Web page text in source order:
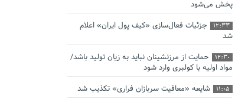
پخش می‌شود
12:33
جزئیات فعال‌سازی «کیف پول ایران» اعلام
شد
12:30
حمایت از مرزنشینان نباید به زیان تولید باشد/
مواد اولیه با کولبری وارد شود
11:05 شایعه «معافیت سربازان فراری» تکذیب شد